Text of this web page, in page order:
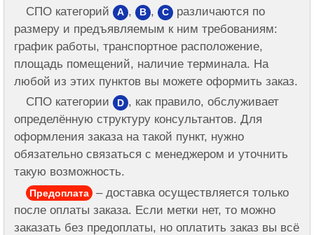
СПО категорий A , B , C
различаются по
размеру и предъявляемым к ним требованиям:
график работы, транспортное расположение,
площадь помещений, наличие терминала. На
любой из этих пунктов вы можете оформить заказ.
СПО категории D , как правило, обслуживает
определённую структуру консультантов. Для
оформления заказа на такой пункт, нужно
обязательно связаться с менеджером и уточнить
такую возможность.
Предоплата
– доставка осуществляется только
после оплаты заказа. Если метки нет, то можно
заказать без предоплаты, но оплатить заказ вы всё